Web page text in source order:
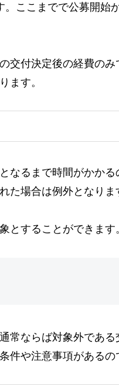
ここまでで公募開始
交付決定後の経費の
ます。
るまで時間がかかる
た場合は例外となりま
とすることができます
常ならば対象外であ
件や注意事項があるの